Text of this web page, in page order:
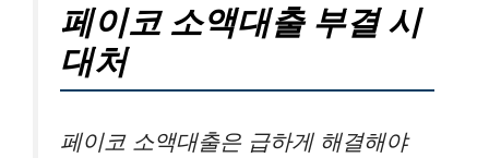
페이코 소액대출 부결 시
대처
페이코 소액대출은 급하게 해결해야